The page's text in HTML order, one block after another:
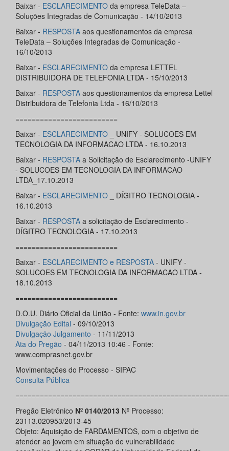
Baixar - ESCLARECIMENTO da empresa TeleData –
Soluções Integradas de Comunicação - 14/10/2013
Baixar - RESPOSTA aos questionamentos da empresa
TeleData – Soluções Integradas de Comunicação -
16/10/2013
Baixar - ESCLARECIMENTO da empresa LETTEL
DISTRIBUIDORA DE TELEFONIA LTDA - 15/10/2013
Baixar - RESPOSTA aos questionamentos da empresa Lettel
Distribuidora de Telefonia Ltda - 16/10/2013
=========================
Baixar - ESCLARECIMENTO _ UNIFY - SOLUCOES EM
TECNOLOGIA DA INFORMACAO LTDA - 16.10.2013
Baixar - RESPOSTA a Solicitação de Esclarecimento -UNIFY
- SOLUCOES EM TECNOLOGIA DA INFORMACAO
LTDA_17.10.2013
Baixar - ESCLARECIMENTO _ DÍGITRO TECNOLOGIA -
16.10.2013
Baixar - RESPOSTA a solicitação de Esclarecimento -
DÍGITRO TECNOLOGIA - 17.10.2013
=========================
Baixar - ESCLARECIMENTO e RESPOSTA - UNIFY -
SOLUCOES EM TECNOLOGIA DA INFORMACAO LTDA -
18.10.2013
=========================
D.O.U. Diário Oficial da União - Fonte: www.in.gov.br
Divulgação Edital - 09/10/2013
Divulgação Julgamento - 11/11/2013
Ata do Pregão - 04/11/2013 10:46 - Fonte:
www.comprasnet.gov.br
Movimentações do Processo - SIPAC
Consulta Pública
Pregão Eletrônico Nº 0140/2013 Nº Processo:
23113.020953/2013-45
Objeto: Aquisição de FARDAMENTOS, com o objetivo de
atender ao jovem em situação de vulnerabilidade